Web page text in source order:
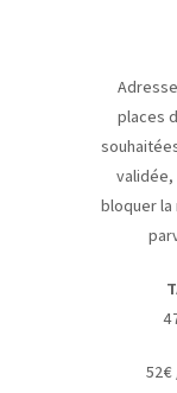
places
bloquer la
52€